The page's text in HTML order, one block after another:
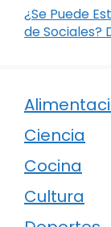
¿Se Puede
de Sociales?
Ciencia
Cocina
Cultura